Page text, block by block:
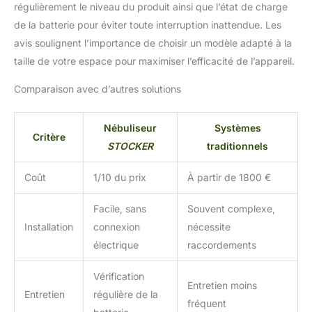
structure légère et une
bandoulière
ergonomique,
l'atomiseur est facile à
dans différents endroits
rechargeable élimine la
dépendance aux câbles
et offre une liberté de
précédent Pompe
intégrée : la pompe
assure une répartition
uniforme du traitement
dans tout le jardin. Ce
système avancé permet
d'optimiser l'efficacité du
produit et de garantir une
protection durable et
régulièrement le niveau du produit ainsi que l’état de charge
de la batterie pour éviter toute interruption inattendue. Les
avis soulignent l’importance de choisir un modèle adapté à la
taille de votre espace pour maximiser l’efficacité de l’appareil.
Comparaison avec d’autres solutions
Critère
Nébuliseur
STOCKER
Systèmes
traditionnels
Coût 1/10 du prix À partir de 1800 €
Installation
Facile, sans
connexion
électrique
Souvent complexe,
nécessite
raccordements
Entretien
Vérification
régulière de la
Entretien moins
fréquent